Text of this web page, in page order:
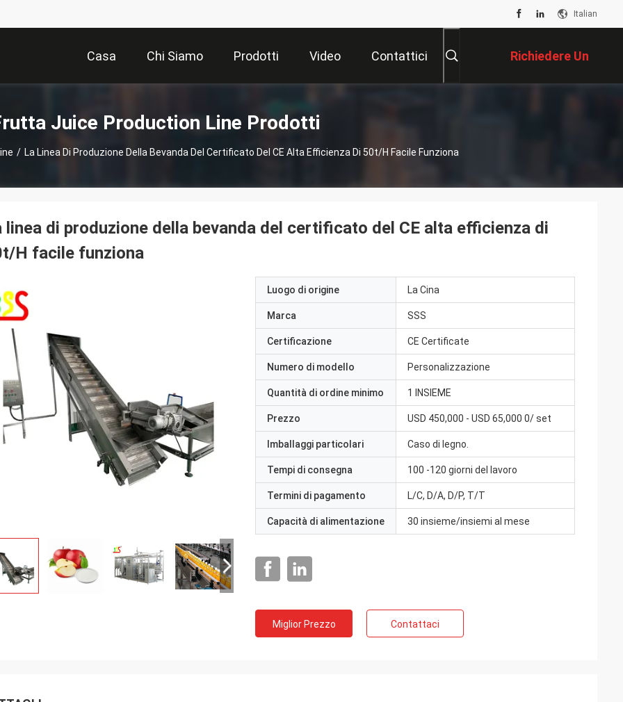
Italian
Casa Chi Siamo Prodotti Video Contattici Richiedere Un
Preventivo
Juice Production Line Prodotti
/ La Linea Di Produzione Della Bevanda Del Certificato Del CE Alta Efficienza Di 50t/H Facile Funziona
linea di produzione della bevanda del certificato del CE alta efficienza di
H facile funziona
Luogo di origine La Cina
Marca SSS
Certificazione CE Certificate
Numero di modello Personalizzazione
Quantità di ordine minimo 1 INSIEME
Prezzo USD 450,000 - USD 65,000 0/ set
Imballaggi particolari Caso di legno.
Tempi di consegna 100 -120 giorni del lavoro
Termini di pagamento L/C, D/A, D/P, T/T
Capacità di alimentazione 30 insieme/insiemi al mese
Miglior Prezzo Contattaci